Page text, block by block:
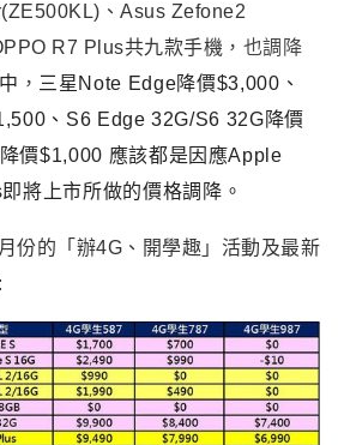
、Asus Zefone2
R7 Plus共九款手機 ， 也調降
， 三星Note Edge降價$3,000、
、S6 Edge 32G/S6 32G降價
價$1,000 應該都是因應Apple
將上市所做的價格調降。
份的 「辦4G、開學趣」活動及最新